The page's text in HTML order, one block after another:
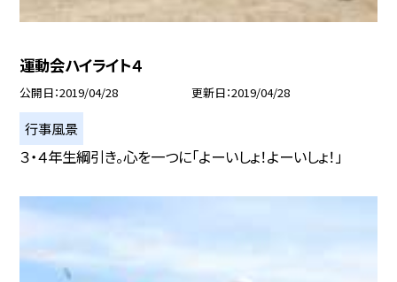
運動会ハイライト４
公開日 2019/04/28 更新日 2019/04/28
行事風景
３・４年生綱引き。心を一つに「よーいしょ！よーいしょ！」